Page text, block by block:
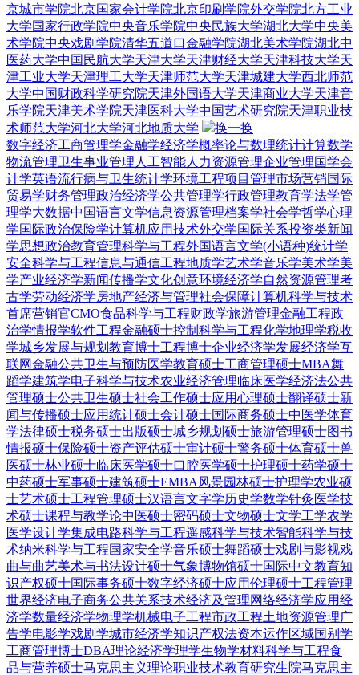
京城市学院北京国家会计学院北京印刷学院外交学院北方工业
大学国家行政学院中央音乐学院中央民族大学湖北大学中央美
术学院中央戏剧学院清华五道口金融学院湖北美术学院湖北中
医药大学中国民航大学天津大学天津财经大学天津科技大学天
津工业大学天津理工大学天津师范大学天津城建大学西北师范
大学中国财政科学研究院天津外国语大学天津商业大学天津音
乐学院天津美术学院天津医科大学中国艺术研究院天津职业技
术师范大学河北大学河北地质大学
换一换
数字经济工商管理学金融学经济学概率论与数理统计计算数学
物流管理卫生事业管理 人工智能人力资源管理企业管理国学会
计学英语流行病与卫生统计学环境工程项目管理市场营销国际
贸易学财务管理政治经济学公共管理学行政管理教育学法学管
理学大数据中国语言文学信息资源管理档案学社会学哲学心理
学国际政治保险学计算机应用技术外交学国际关系投资类新闻
学思想政治教育管理科学与工程外国语言文学(小语种)统计学
安全科学与工程信息与通信工程地质学艺术学音乐学美术学美
学产业经济学新闻传播学文化创意环境经济学自然资源管理考
古学劳动经济学房地产经济与管理社会保障计算机科学与技术
首席营销官CMO食品科学与工程财政学旅游管理金融工程政
治学情报学软件工程金融硕士控制科学与工程化学地理学税收
学城乡发展与规划 教育博士工程博士企业经济学发展经济学互
联网金融公共卫生与预防医学教育硕士工商管理硕士MBA舞
蹈学建筑学电子科学与技术农业经济管理临床医学经济法公共
管理硕士公共卫生硕士社会工作硕士应用心理硕士翻译硕士新
闻与传播硕士应用统计硕士会计硕士国际商务硕士中医学体育
学法律硕士税务硕士出版硕士城乡规划硕士旅游管理硕士图书
情报硕士保险硕士资产评估硕士审计硕士警务硕士体育硕士兽
医硕士林业硕士临床医学硕士口腔医学硕士护理硕士药学硕士
中药硕士军事硕士建筑硕士EMBA 风景园林硕士护理学农业硕
士艺术硕士工程管理硕士汉语言文字学历史学数学针灸 医学技
术硕士课程与教学论中医硕士密码硕士文物硕士文学工学农学
医学设计学集成电路科学与工程遥感科学与技术智能科学与技
术纳米科学与工程国家安全学音乐硕士舞蹈硕士戏剧与影视戏
曲与曲艺美术与书法设计硕士气象博物馆硕士国际中文教育知
识产权硕士国际事务硕士数字经济硕士应用伦理硕士工程管理
世界经济电子商务公共关系技术经济及管理网络经济学应用经
济学数量经济学物理学机械电子工程市政工程土地资源管理广
告学电影学戏剧学城市经济学知识产权法资本运作区域国别学
工商管理博士DBA理论经济学理学生物学材料科学与工程食
品与营养硕士马克思主义理论职业技术教育研究生院马克思主